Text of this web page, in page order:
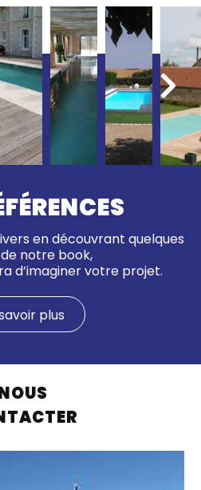
en découvrant quelques
notre book,
d’imaginer votre projet.
plus